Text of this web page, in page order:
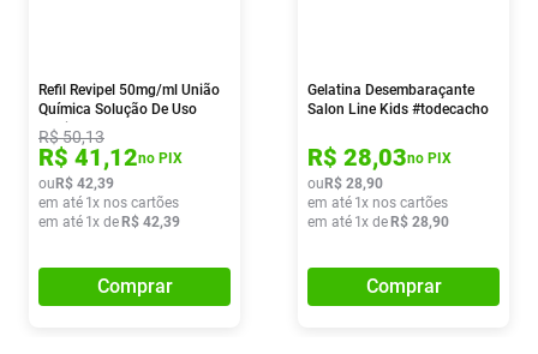
Refil Revipel 50mg/ml União
Química Solução De Uso
Capilar 50ml
R$50,13
R$ 41,12no PIX
ou R$ 42,39
em até 1x nos cartões
em até 1x de R$ 42,39
Comprar
Gelatina Desembaraçante
Salon Line Kids #todecacho
R$ 28,03no PIX
ou R$ 28,90
em até 1x nos cartões
em até 1x de R$ 28,90
Comprar